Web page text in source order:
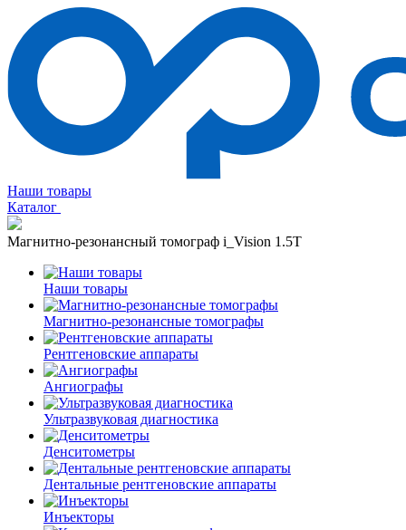
Наши товары
Каталог
Магнитно-резонансный томограф i_Vision 1.5T
Наши товары
Магнитно-резонансные томографы
Рентгеновские аппараты
Ангиографы
Ультразвуковая диагностика
Денситометры
Дентальные рентгеновские аппараты
Инъекторы